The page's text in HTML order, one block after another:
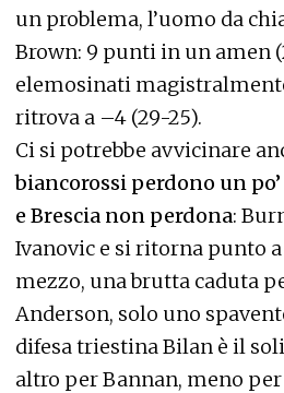
un problema, l’uomo da
Brown: 9 punti in un amen
elemosinati
ritrova a –4 (29-25).
Ci si potrebbe avvicinare
biancorossi perdono un
e Brescia non perdona:
Ivanovic e si ritorna punto a
mezzo, una brutta caduta
Anderson, solo uno
difesa triestina Bilan è il
altro per Bannan, meno per